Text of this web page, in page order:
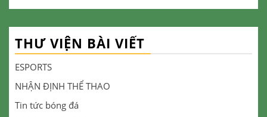
THƯ VIỆN BÀI VIẾT
ESPORTS
NHẬN ĐỊNH THỂ THAO
Tin tức bóng đá